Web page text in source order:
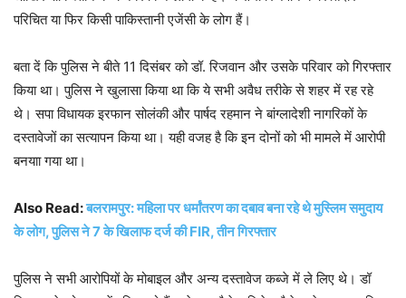
परिचित या फिर किसी पाकिस्तानी एजेंसी के लोग हैं।
बता दें कि पुलिस ने बीते 11 दिसंबर को डॉ. रिजवान और उसके परिवार को गिरफ्तार
किया था। पुलिस ने खुलासा किया था कि ये सभी अवैध तरीके से शहर में रह रहे
थे। सपा विधायक इरफान सोलंकी और पार्षद रहमान ने बांग्लादेशी नागरिकों के
दस्तावेजों का सत्यापन किया था। यही वजह है कि इन दोनों को भी मामले में आरोपी
बनयाा गया था।
Also Read:बलरामपुर: महिला पर धर्मांतरण का दबाव बना रहे थे मुस्लिम समुदाय
के लोग, पुलिस ने 7 के खिलाफ दर्ज की FIR, तीन गिरफ्तार
पुलिस ने सभी आरोपियों के मोबाइल और अन्य दस्तावेज कब्जे में ले लिए थे। डॉ